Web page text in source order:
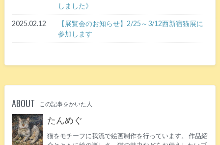
しました》
2025.02.12
【展覧会のお知らせ】2/25～3/12西新宿猫展に
参加します
ABOUT この記事をかいた人
たんめぐ
猫をモチーフに我流で絵画制作を行っています。 作品紹